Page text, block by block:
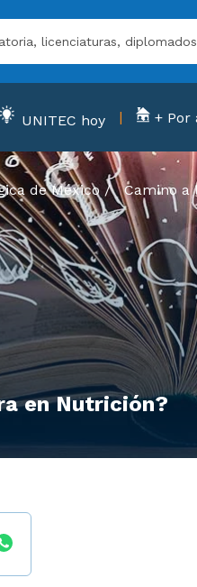
UNITEC hoy + Por
de México /Camino a
en Nutrición?